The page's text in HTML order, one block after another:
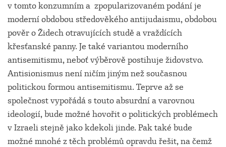
v tomto konzumním a zpopularizovaném podání je
moderní obdobou středověkého antijudaismu, obdobou
pověr o Židech otravujících studě a vraždících
křesťanské panny. Je také variantou moderního
antisemitismu, neboť výběrově postihuje židovstvo.
Antisionismus není ničím jiným než současnou
politickou formou antisemitismu. Teprve až se
společnost vypořádá s touto absurdní a varovnou
ideologií, bude možné hovořit o politických problémech
v Izraeli stejně jako kdekoli jinde. Pak také bude
možné mnohé z těch problémů opravdu řešit, na čemž